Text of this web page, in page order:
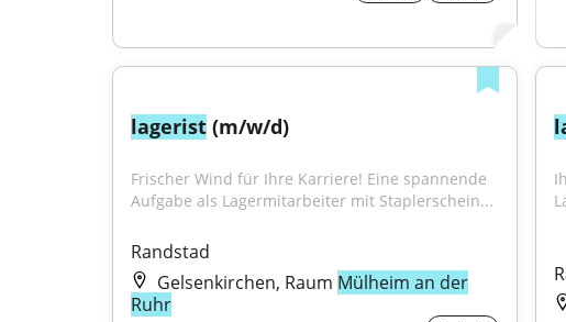
lagerist (m/w/d)
Frischer Wind für Ihre Karriere! Eine spannende
Aufgabe als Lagermitarbeiter mit Staplerschein...
Randstad
Gelsenkirchen, Raum Mülheim an der
Ruhr